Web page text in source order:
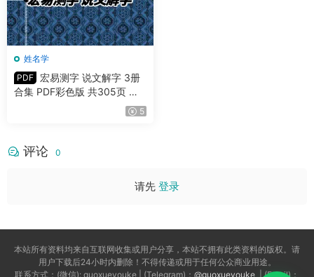
姓名学
PDF
宏易测字 说文解字 3册
合集 PDF彩色版 共305页 百
5
评论 0
请先 登录
本站所有资料均来自互联网收集或用户分享，本站不拥有此类资料的版权。请
用户下载后24小时内删除！不得传递或用于任何公众商业用途。
联系方式：(微信): guoxueyouke | (Telegram)： @guoxueyouke | (Email)：